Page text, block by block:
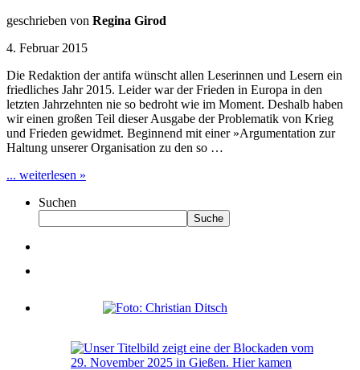
geschrieben von Regina Girod
4. Februar 2015
Die Redaktion der antifa wünscht allen Leserinnen und Lesern ein
friedliches Jahr 2015. Leider war der Frieden in Europa in den
letzten Jahrzehnten nie so bedroht wie im Moment. Deshalb haben
wir einen großen Teil dieser Ausgabe der Problematik von Krieg
und Frieden gewidmet. Beginnend mit einer »Argumentation zur
Haltung unserer Organisation zu den so …
... weiterlesen »
Suchen
Suche